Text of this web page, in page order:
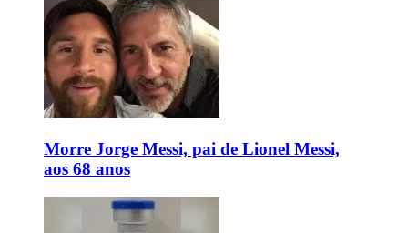
Morre Jorge Messi, pai de Lionel Messi,
aos 68 anos